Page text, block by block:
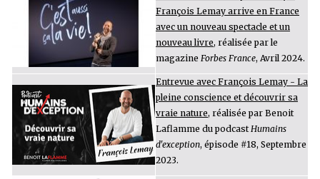
François Lemay arrive en France
avec un nouveau spectacle et un
nouveau livre, réalisée par le
magazine Forbes France, Avril 2024.
Entrevue avec François Lemay - La
pleine conscience et découvrir sa
vraie nature, réalisée par Benoit
Laflamme du podcastHumains
d'exception, épisode #18, Septembre
2023.